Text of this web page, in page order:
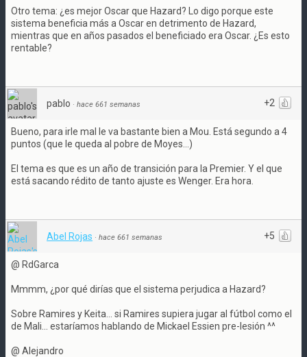
Otro tema: ¿es mejor Oscar que Hazard? Lo digo porque este
sistema beneficia más a Oscar en detrimento de Hazard,
mientras que en años pasados el beneficiado era Oscar. ¿Es esto
rentable?
+2
pablo · hace 661 semanas
Bueno, para irle mal le va bastante bien a Mou. Está segundo a 4
puntos (que le queda al pobre de Moyes...)
El tema es que es un año de transición para la Premier. Y el que
está sacando rédito de tanto ajuste es Wenger. Era hora.
+5
Abel Rojas · hace 661 semanas
@ RdGarca
Mmmm, ¿por qué dirías que el sistema perjudica a Hazard?
Sobre Ramires y Keita... si Ramires supiera jugar al fútbol como el
de Mali... estaríamos hablando de Mickael Essien pre-lesión ^^
@ Alejandro